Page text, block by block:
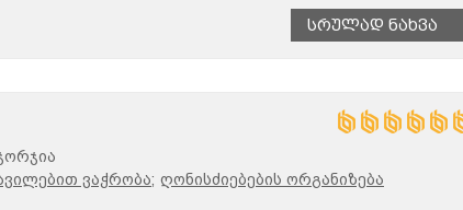
Სრულად Ნახვა
ვაჭრობა; ღონისძიებების ორგანიზება